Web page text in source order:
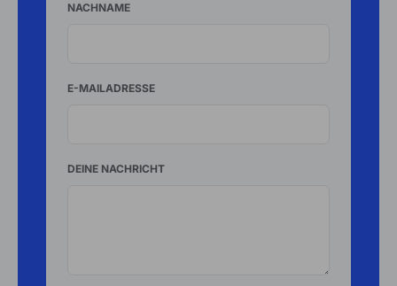
NACHNAME
E-MAILADRESSE
DEINE NACHRICHT